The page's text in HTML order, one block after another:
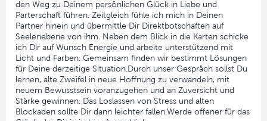
den Weg zu Deinem persönlichen Glück in Liebe und
Parterschaft führen. Zeitgleich fühle ich mich in Deinen
Partner hinein und übermittle Dir Direktbotschaften auf
Seelenebene von ihm. Neben dem Blick in die Karten schicke
ich Dir auf Wunsch Energie und arbeite unterstützend mit
Licht und Farben. Gemeinsam finden wir bestimmt Lösungen
für Deine derzeitige Situation.Durch unser Gespräch sollst Du
lernen, alte Zweifel in neue Hoffnung zu verwandeln, mit
neuem Bewusstsein voranzugehen und an Zuversicht und
Stärke gewinnen. Das Loslassen von Stress und alten
Blockaden sollte Dir dann leichter fallen.Werde offener für das